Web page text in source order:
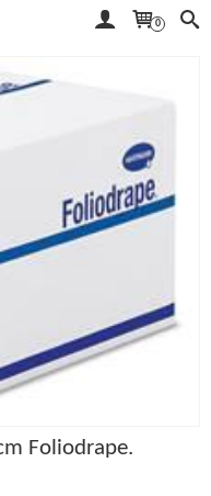
0
Foliodrape.